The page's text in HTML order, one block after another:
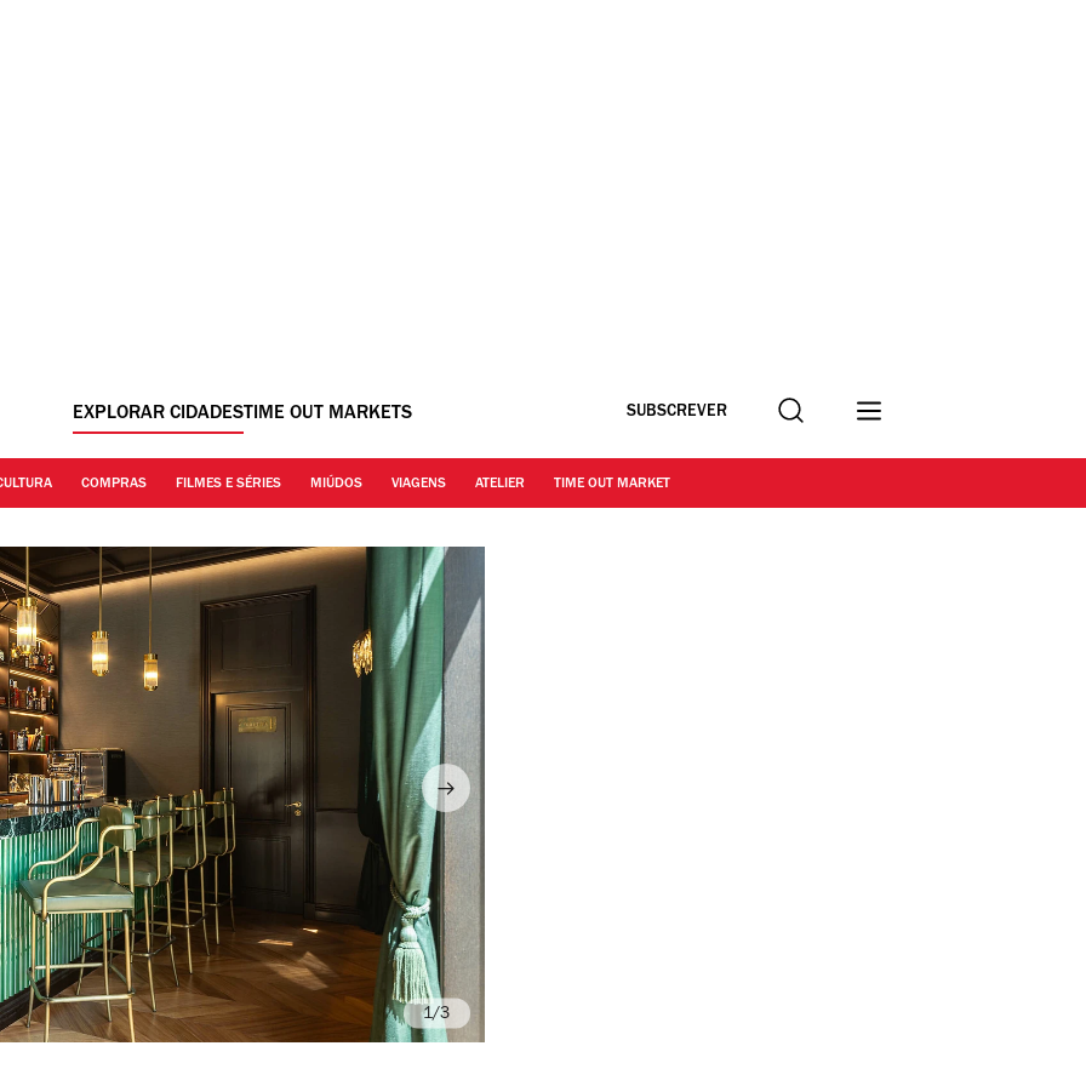
EXPLORAR CIDADESTIME OUT MARKETS SUBSCREVER Procurar
COMPRAS FILMES E SÉRIES MIÚDOS VIAGENS ATELIER TIME OUT MARKET
/3